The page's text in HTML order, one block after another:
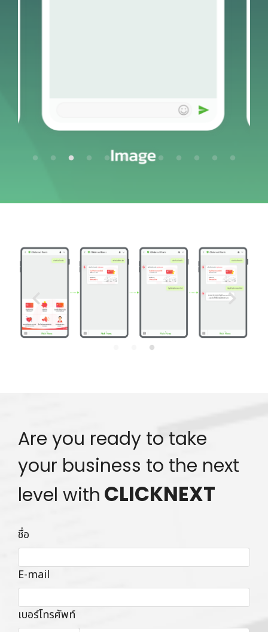
Are you ready to take
your business to the next
level with CLICKNEXT
ชื่อ
E-mail
เบอร์โทรศัพท์